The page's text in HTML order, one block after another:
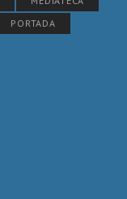
PORTADA